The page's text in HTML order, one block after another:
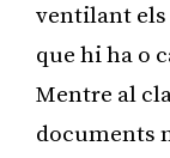
ventilant els
que hi ha o
Mentre al
documents